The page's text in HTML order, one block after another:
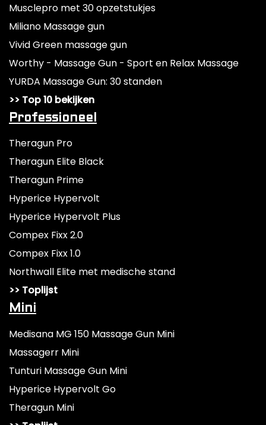
Musclepro met 30 opzetstukjes
Miliano Massage gun
Vivid Green massage gun
Worthy - Massage Gun - Sport en Relax Massage
YURDA Massage Gun: 30 standen
>> Top 10 bekijken
Professioneel
Theragun Pro
Theragun Elite Black
Theragun Prime
Hyperice Hypervolt
Hyperice Hypervolt Plus
Compex Fixx 2.0
Compex Fixx 1.0
Northwall Elite met medische stand
>> Toplijst
Mini
Medisana MG 150 Massage Gun Mini
Massagerr Mini
Tunturi Massage Gun Mini
Hyperice Hypervolt Go
Theragun Mini